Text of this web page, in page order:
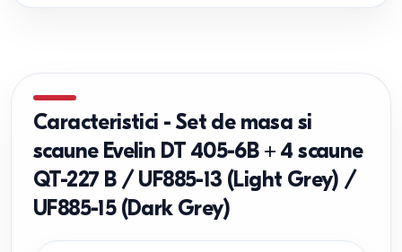
Caracteristici - Set de masa si
scaune Evelin DT 405-6B + 4 scaune
QT-227 B / UF885-13 (Light Grey) /
UF885-15 (Dark Grey)